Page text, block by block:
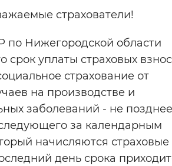
Синий фон
Изображения
Выключены
Звуковой ассистент
Остановить
страхователи!
по Нижегородской области
срок уплаты страховых
страхование от
на производстве и
заболеваний - не позднее
за календарным
начисляются страховые
день срока